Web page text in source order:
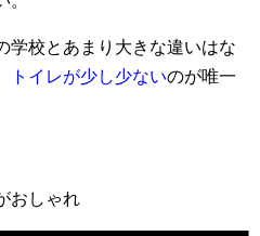
学校とあまり大きな違いはな
トイレが少し少ないのが唯一
おしゃれ